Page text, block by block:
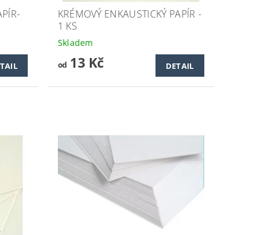
KRÉMOVÝ ENKAUSTICKÝ PAPÍR -
1 KS
Skladem
od13 Kč DETAIL